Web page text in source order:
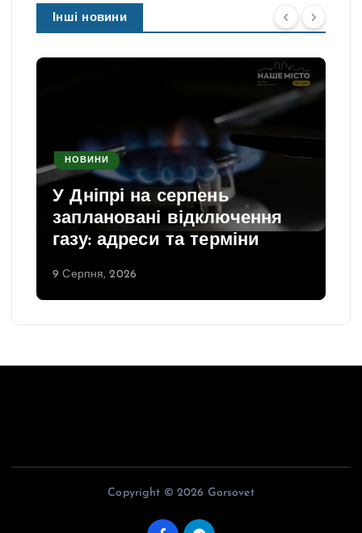
Інші новини
НОВИНИ
У Дніпрі на серпень
заплановані відключення
газу: адреси та терміни
9 Серпня, 2026
Copyright © 2026 Gorsovet